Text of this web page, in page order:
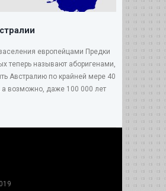
европейцами Предки
теперь называют аборигенами,
Австралию по крайней мере 40
а возможно, даже 100 000 лет